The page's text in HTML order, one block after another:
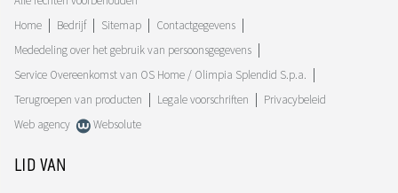
Home
Bedrijf Sitemap
Contactgegevens
Mededeling over het gebruik van persoonsgegevens
Service Overeenkomst van OS Home / Olimpia Splendid S.p.a.
Terugroepen van producten
Legale voorschriften
Privacybeleid
Web agency
Websolute
LID VAN